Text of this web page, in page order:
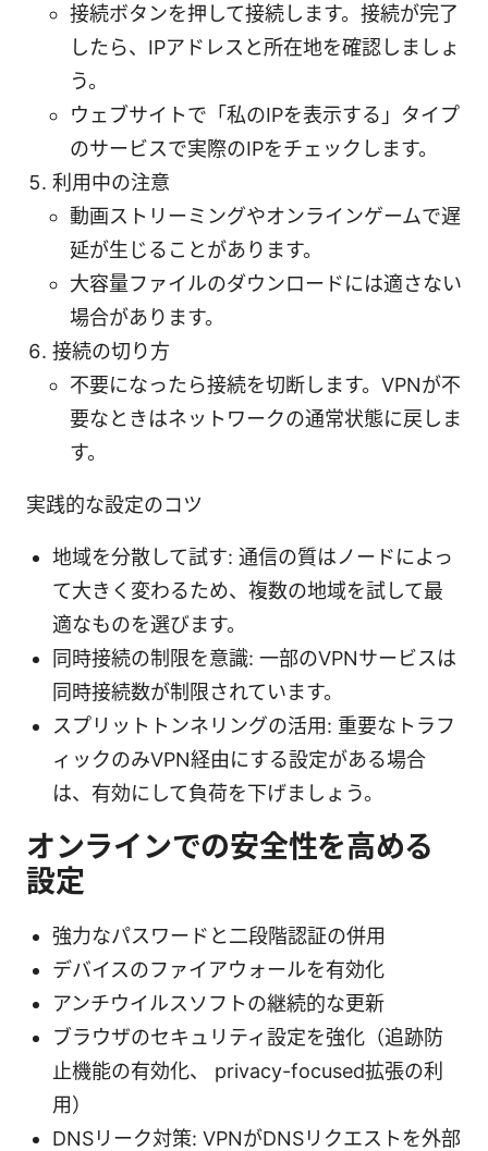
接続ボタンを押して接続します。接続が完了
したら、IPアドレスと所在地を確認しましょ
う。
ウェブサイトで「私のIPを表示する」タイプ
のサービスで実際のIPをチェックします。
利用中の注意
動画ストリーミングやオンラインゲームで遅
延が生じることがあります。
大容量ファイルのダウンロードには適さない
場合があります。
接続の切り方
不要になったら接続を切断します。VPNが不
要なときはネットワークの通常状態に戻しま
す。
実践的な設定のコツ
地域を分散して試す: 通信の質はノードによっ
て大きく変わるため、複数の地域を試して最
適なものを選びます。
同時接続の制限を意識: 一部のVPNサービスは
同時接続数が制限されています。
スプリットトンネリングの活用: 重要なトラフ
ィックのみVPN経由にする設定がある場合
は、有効にして負荷を下げましょう。
オンラインでの安全性を高める
設定
強力なパスワードと二段階認証の併用
デバイスのファイアウォールを有効化
アンチウイルスソフトの継続的な更新
ブラウザのセキュリティ設定を強化（追跡防
止機能の有効化、 privacy-focused拡張の利
用）
DNSリーク対策: VPNがDNSリクエストを外部